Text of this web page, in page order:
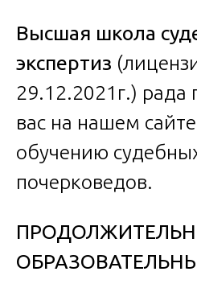
Высшая школа
экспертиз
29.12.2021г.) рада
вас на нашем
обучению
почерковедов.